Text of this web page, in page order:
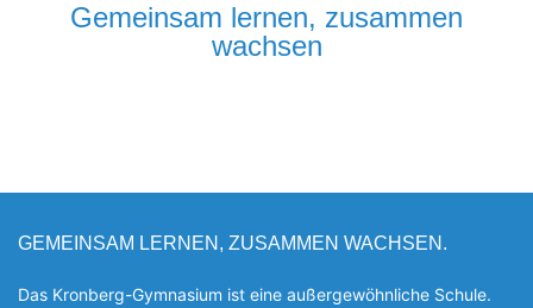
Gemeinsam lernen, zusammen
wachsen
GEMEINSAM LERNEN, ZUSAMMEN WACHSEN.
Das Kronberg-Gymnasium ist eine außergewöhnliche Schule.